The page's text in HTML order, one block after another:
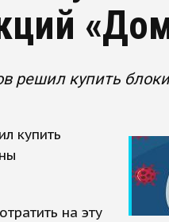
решил купить
купить
на эту